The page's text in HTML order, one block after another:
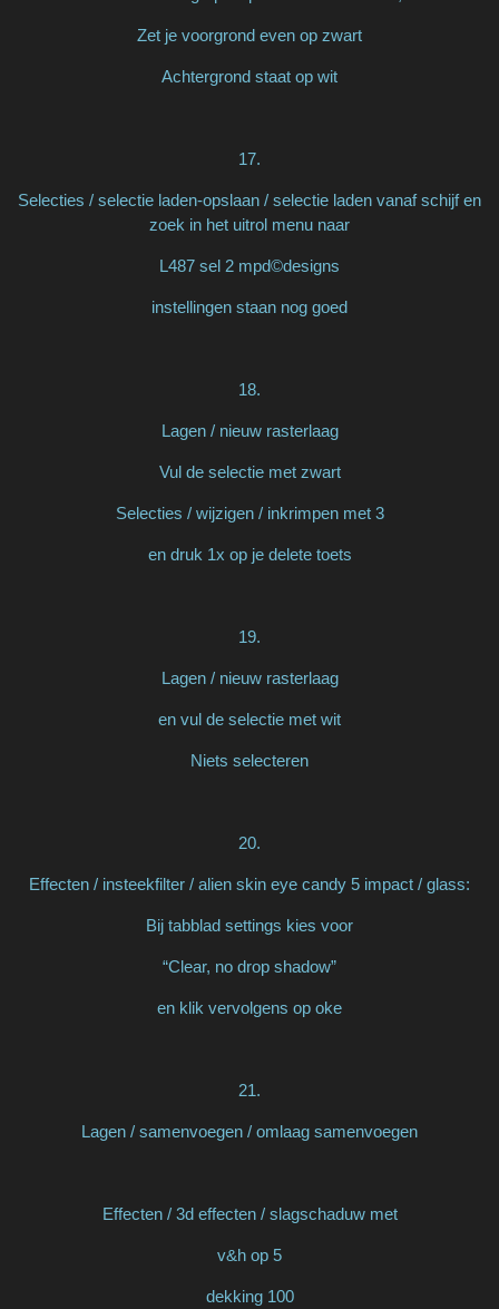
Zet je voorgrond even op zwart
Achtergrond staat op wit
17.
Selecties / selectie laden-opslaan / selectie laden vanaf schijf en
zoek in het uitrol menu naar
L487 sel 2 mpd©designs
instellingen staan nog goed
18.
Lagen / nieuw rasterlaag
Vul de selectie met zwart
Selecties / wijzigen / inkrimpen met 3
en druk 1x op je delete toets
19.
Lagen / nieuw rasterlaag
en vul de selectie met wit
Niets selecteren
20.
Effecten / insteekfilter / alien skin eye candy 5 impact / glass:
Bij tabblad settings kies voor
“Clear, no drop shadow”
en klik vervolgens op oke
21.
Lagen / samenvoegen / omlaag samenvoegen
Effecten / 3d effecten / slagschaduw met
v&h op 5
dekking 100